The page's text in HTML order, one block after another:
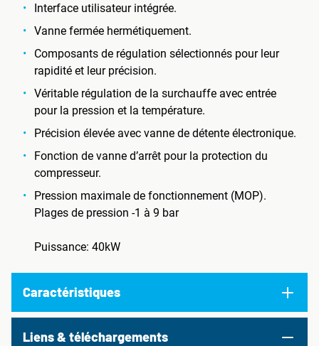
Interface utilisateur intégrée.
Vanne fermée hermétiquement.
Composants de régulation sélectionnés pour leur
rapidité et leur précision.
Véritable régulation de la surchauffe avec entrée
pour la pression et la température.
Précision élevée avec vanne de détente électronique.
Fonction de vanne d’arrêt pour la protection du
compresseur.
Pression maximale de fonctionnement (MOP).
Plages de pression -1 à 9 bar
Puissance: 40kW
Caractéristiques
Liens & téléchargements